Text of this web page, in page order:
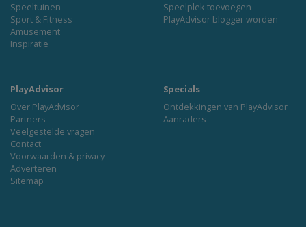
Speeltuinen
Sport & Fitness
Amusement
Inspiratie
Speelplek toevoegen
PlayAdvisor blogger worden
PlayAdvisor
Over PlayAdvisor
Partners
Veelgestelde vragen
Contact
Voorwaarden & privacy
Adverteren
Sitemap
Specials
Ontdekkingen van PlayAdvisor
Aanraders